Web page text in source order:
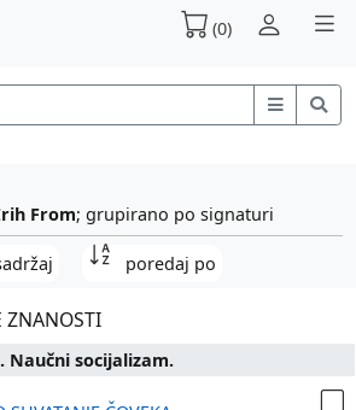
(0)
From; grupirano po signaturi
poredaj po
ZNANOSTI
Naučni socijalizam.